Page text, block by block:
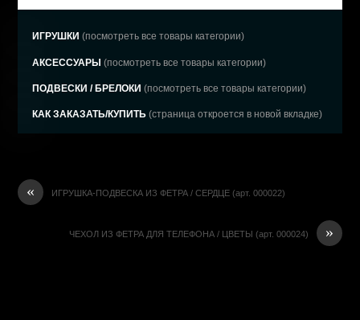
ИГРУШКИ (посмотреть все товары категории)
АКСЕССУАРЫ (посмотреть все товары категории)
ПОДВЕСКИ / БРЕЛОКИ (посмотреть все товары категории)
КАК ЗАКАЗАТЬ/КУПИТЬ (страница откроется в новой вкладке)
« ИГРУШКА-ПОДВЕСКА ИЗ ФЕТРА / СЕРДЦЕ (арт. 000022)
»
ЧЕХОЛ ИЗ ФЕТРА ДЛЯ ТЕЛЕФОНА / ЦВЕТЫ (арт. 000024)